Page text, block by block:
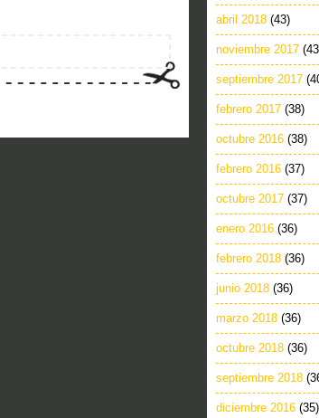
abril 2018 (43)
noviembre 2017
septiembre 2017
febrero 2017 (38)
octubre 2016 (38)
febrero 2016 (37)
octubre 2017 (37)
enero 2016 (36)
febrero 2018 (36)
junio 2018 (36)
marzo 2018 (36)
octubre 2018 (36)
septiembre 2018
diciembre 2016 (35)